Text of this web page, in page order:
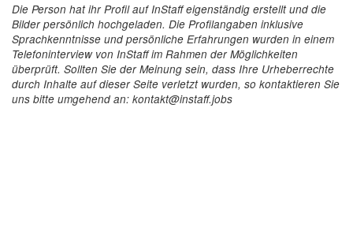
Die Person hat ihr Profil auf InStaff eigenständig erstellt und die
Bilder persönlich hochgeladen. Die Profilangaben inklusive
Sprachkenntnisse und persönliche Erfahrungen wurden in einem
Telefoninterview von InStaff im Rahmen der Möglichkeiten
überprüft. Sollten Sie der Meinung sein, dass Ihre Urheberrechte
durch Inhalte auf dieser Seite verletzt wurden, so kontaktieren Sie
uns bitte umgehend an: kontakt@instaff.jobs